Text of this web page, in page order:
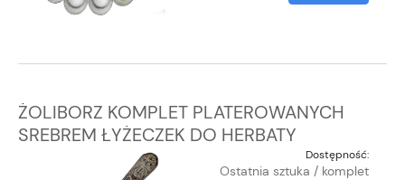
ŻOLIBORZ KOMPLET PLATEROWANYCH
SREBREM ŁYŻECZEK DO HERBATY
Dostępność:
Ostatnia sztuka / komplet